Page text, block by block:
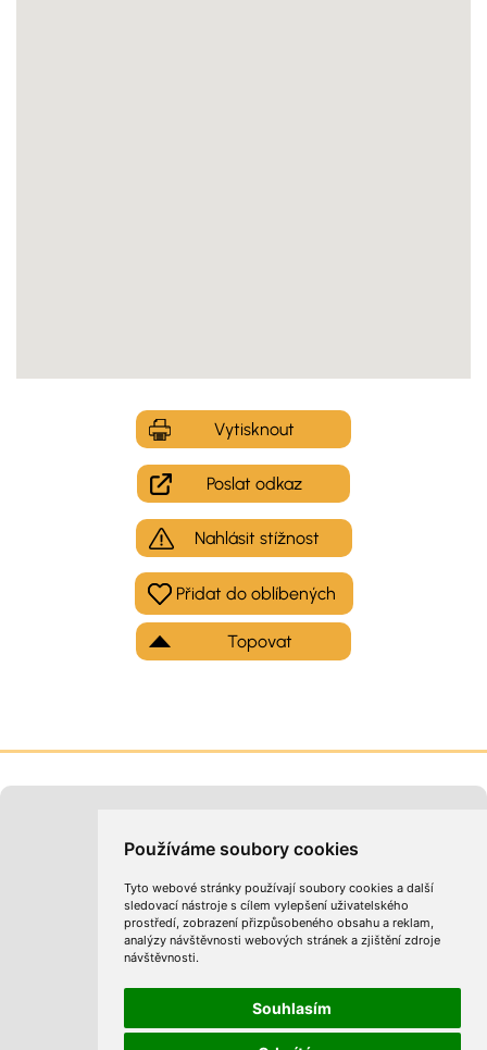
Používáme soubory cookies
Tyto webové stránky používají soubory cookies a další
sledovací nástroje s cílem vylepšení uživatelského
prostředí, zobrazení přizpůsobeného obsahu a reklam,
analýzy návštěvnosti webových stránek a zjištění zdroje
návštěvnosti.
Souhlasím
Vytisknout
Poslat odkaz
Nahlásit stížnost
Topovat
Kontakt na provozovatele
Obchodní podmínky
Zpracování osobních údajů
Cookies